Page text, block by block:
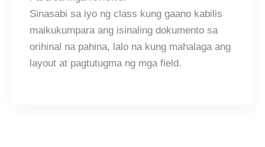
Sinasabi sa iyo ng class kung gaano kabilis
maikukumpara ang isinaling dokumento sa
orihinal na pahina, lalo na kung mahalaga ang
layout at pagtutugma ng mga field.